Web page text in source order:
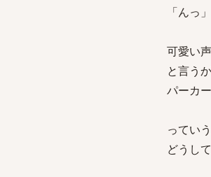
「んっ」
可愛い
と言う
パーカ
ってい
どうし